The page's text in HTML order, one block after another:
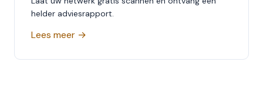
helder adviesrapport.
Lees meer →